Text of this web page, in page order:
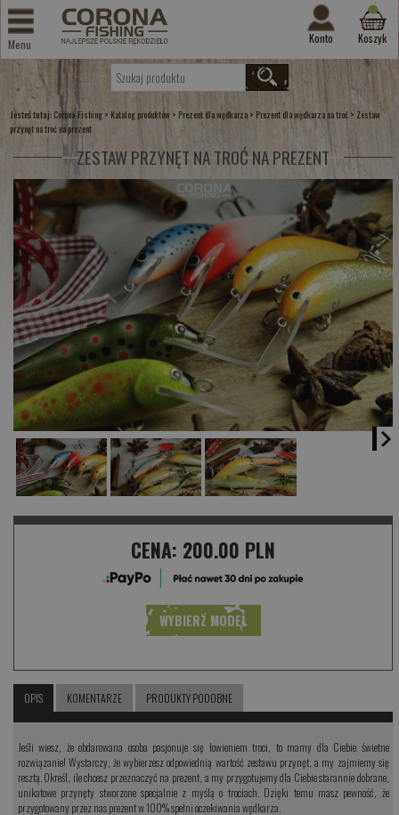
Menu Konto Koszyk
Jesteś tutaj: Corona-Fishing > Katalog produktów > Prezent dla wędkarza > Prezent dla wędkarza na troć > Zestaw
przynęt na troć na prezent
ZESTAW PRZYNĘT NA TROĆ NA PREZENT
CENA: 200.00 PLN
WYBIERZ MODEL
OPIS KOMENTARZE PRODUKTY PODOBNE
Jeśli wiesz, że obdarowana osoba pasjonuje się łowieniem troci, to mamy dla Ciebie świetne
rozwiązanie! Wystarczy, że wybierzesz odpowiednią wartość zestawu przynęt, a my zajmiemy się
resztą. Określ, ile chcesz przeznaczyć na prezent, a my przygotujemy dla Ciebie starannie dobrane,
unikatowe przynęty stworzone specjalnie z myślą o trociach. Dzięki temu masz pewność, że
przygotowany przez nas prezent w 100% spełni oczekiwania wędkarza.